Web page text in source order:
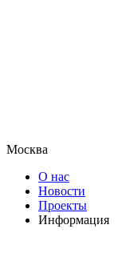
Москва
О нас
Новости
Проекты
Информация